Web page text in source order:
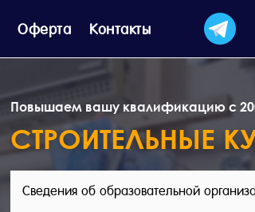
Оферта Контакты
Повышаем вашу квалификацию с
СТРОИТЕЛЬНЫЕ
Сведения об образовательной